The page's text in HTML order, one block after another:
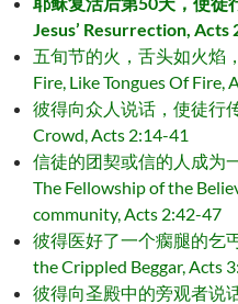
Jesus’ Resurrection, Acts
五旬节的火，舌头如火焰
Fire, Like Tongues Of Fire,
彼得向众人说话，使徒行
Crowd, Acts 2:14-41
信徒的团契或信的人成为
The Fellowship of the
community, Acts 2:42-47
彼得医好了一个瘸腿的乞
the Crippled Beggar, Acts
彼得向圣殿中的旁观者说